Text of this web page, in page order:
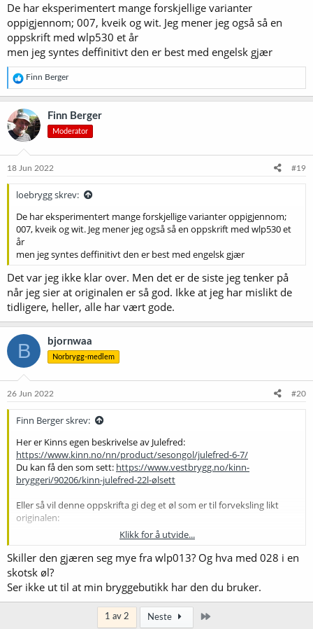
De har eksperimentert mange forskjellige varianter
oppigjennom; 007, kveik og wit. Jeg mener jeg også så en
oppskrift med wlp530 et år
men jeg syntes deffinitivt den er best med engelsk gjær
R
e
a
k
s
j
o
e
Finn Berger
Finn Berger
Moderator
18 Jun 2022 #19
loebrygg skrev:
De har eksperimentert mange forskjellige varianter oppigjennom;
007, kveik og wit. Jeg mener jeg også så en oppskrift med wlp530 et
år
men jeg syntes deffinitivt den er best med engelsk gjær
Det var jeg ikke klar over. Men det er de siste jeg tenker på
når jeg sier at originalen er så god. Ikke at jeg har mislikt de
tidligere, heller, alle har vært gode.
B bjornwaa
Norbrygg-medlem
26 Jun 2022 #20
Finn Berger skrev:
Her er Kinns egen beskrivelse av Julefred:
https://www.kinn.no/nn/product/sesongol/julefred-6-7/
Du kan få den som sett: https://www.vestbrygg.no/kinn-
bryggeri/90206/kinn-julefred-22l-ølsett
Eller så vil denne oppskrifta gi deg et øl som er til forveksling likt
originalen:
OG 1.073, FG 1.020, ABV 6,7%. 30 IBU. Meske på 68 + 72 grader
Malt til 32 liter etter nedkjøling (Basert på 75%
meskeeffektivtet)
8,80 kg Simpsons Maris Otter
0,45 kg Simpsons T50 130 EBC
Klikk for å utvide...
Skiller den gjæren seg mye fra wlp013? Og hva med 028 i en
skotsk øl?
Ser ikke ut til at min bryggebutikk har den du bruker.
1 av 2 Neste